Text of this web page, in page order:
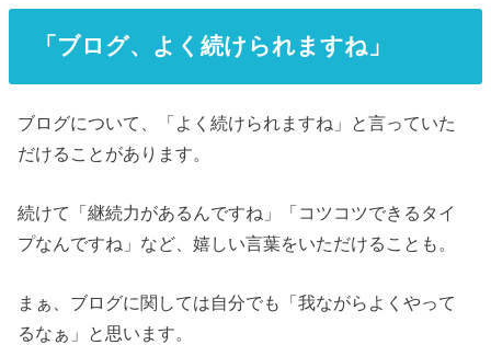
「ブログ、よく続けられますね」
ブログについて、「よく続けられますね」と言っていた
だけることがあります。
続けて「継続力があるんですね」「コツコツできるタイ
プなんですね」など、嬉しい言葉をいただけることも。
まぁ、ブログに関しては自分でも「我ながらよくやって
るなぁ」と思います。